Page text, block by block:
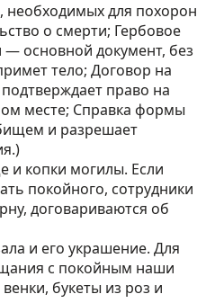
необходимых для похорон
о смерти; Гербовое
— основной документ, без
тело; Договор на
право на
месте; Справка формы
и разрешает
и копки могилы. Если
покойного, сотрудники
договариваются об
и его украшение. Для
с покойным наши
букеты из роз и